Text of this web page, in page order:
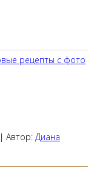
рецепты с фото
| Автор: Диана